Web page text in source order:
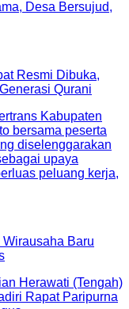
Resmi Dibuka,
Qurani
Baru